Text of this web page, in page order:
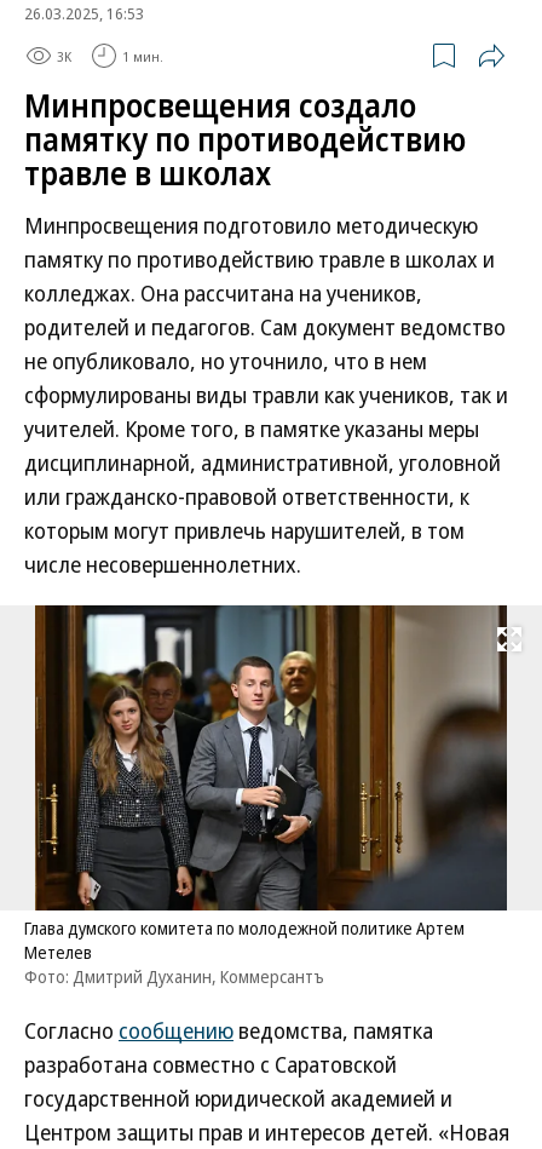
26.03.2025, 16:53
3K 1 мин.
Минпросвещения создало
памятку по противодействию
травле в школах
Минпросвещения подготовило методическую
памятку по противодействию травле в школах и
колледжах. Она рассчитана на учеников,
родителей и педагогов. Сам документ ведомство
не опубликовало, но уточнило, что в нем
сформулированы виды травли как учеников, так и
учителей. Кроме того, в памятке указаны меры
дисциплинарной, административной, уголовной
или гражданско-правовой ответственности, к
которым могут привлечь нарушителей, в том
числе несовершеннолетних.
Развернуть
Глава думского комитета по молодежной политике Артем
Метелев
Фото: Дмитрий Духанин, Коммерсантъ
Согласно сообщению ведомства, памятка
разработана совместно с Саратовской
государственной юридической академией и
Центром защиты прав и интересов детей. «Новая